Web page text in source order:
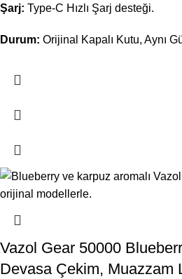
Şarj: Type-C Hızlı Şarj desteği.
Durum: Orijinal Kapalı Kutu, Aynı
Vazol Gear 50000
Devasa Çekim, Muazzam